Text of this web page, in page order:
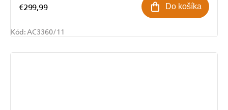
€299,99 Do košíka
Kód:AC3360/11